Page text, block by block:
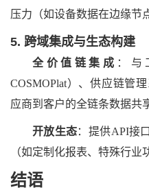
压力（如设备数据在边缘节
5. 跨域集成与生态构建
全价值链集成 ：与
COSMOPlat）、供应链管
应商到客户的全链条数据共
开放生态：提供API接
（如定制化报表、特殊行业
结语